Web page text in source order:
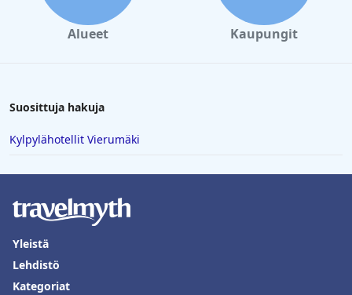
Alueet Kaupungit
Suosittuja hakuja
Kylpylähotellit Vierumäki
Yleistä
Lehdistö
Kategoriat